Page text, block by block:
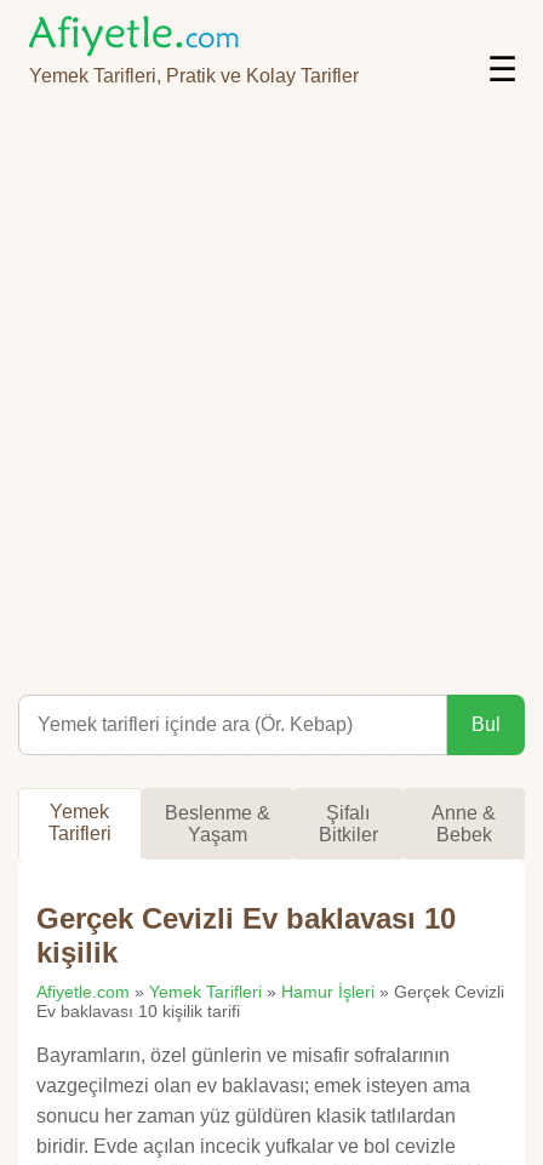
Yemek Tarifleri, Pratik ve Kolay Tarifler ☰
Bul
Yemek
Tarifleri
Beslenme &
Yaşam
Şifalı
Bitkiler
Anne &
Bebek
Gerçek Cevizli Ev baklavası 10
kişilik
Afiyetle.com » Yemek Tarifleri » Hamur İşleri » Gerçek Cevizli
Ev baklavası 10 kişilik tarifi
Bayramların, özel günlerin ve misafir sofralarının
vazgeçilmezi olan ev baklavası; emek isteyen ama
sonucu her zaman yüz güldüren klasik tatlılardan
biridir. Evde açılan incecik yufkalar ve bol cevizle